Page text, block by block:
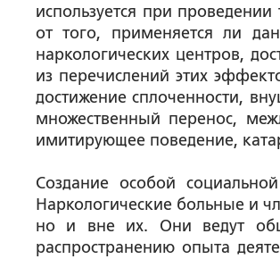
используется при
от того, применяется ли
наркологических центров,
из перечислений этих
достижение сплоченности,
множественный перенос,
имитирующее поведение,
Создание особой
Наркологические больные и
но и вне их. Они ведут
распространению опыта